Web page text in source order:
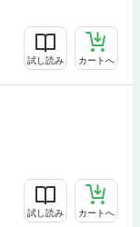
試し読み カートへ
試し読み カートへ